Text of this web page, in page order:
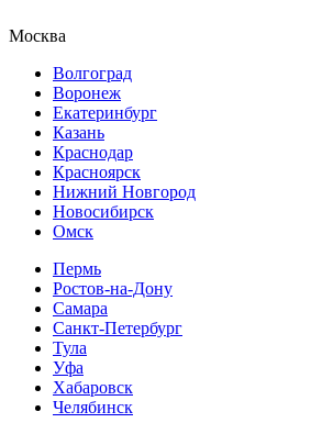
Москва
Волгоград
Воронеж
Екатеринбург
Казань
Краснодар
Красноярск
Нижний Новгород
Новосибирск
Омск
Пермь
Ростов-на-Дону
Самара
Санкт-Петербург
Тула
Уфа
Хабаровск
Челябинск